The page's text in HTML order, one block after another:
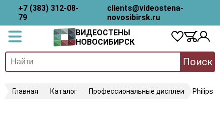
+7 (383) 312-08-
79
clients@videostena-
novosibirsk.ru
ВИДЕОСТЕНЫ
НОВОСИБИРСК
Поиск
Главная Каталог Профессиональные дисплеи Philips